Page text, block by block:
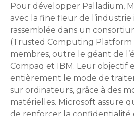
Pour développer Palladium,
avec la fine fleur de
rassemblée dans un
(Trusted Computing Platform
membres, outre le géant de
Compaq et IBM. Leur objectif
entièrement le mode de
sur ordinateurs, grâce à des
matérielles. Microsoft assure
de renforcer la confidentialité